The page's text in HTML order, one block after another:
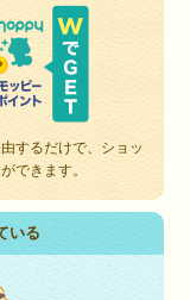
するだけで、ショッ
できます。
いる